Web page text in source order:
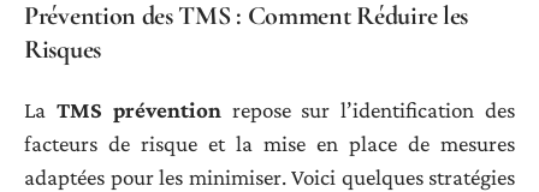
Prévention des TMS : Comment Réduire les
Risques
La TMS prévention repose sur l’identification des
facteurs de risque et la mise en place de mesures
adaptées pour les minimiser. Voici quelques stratégies